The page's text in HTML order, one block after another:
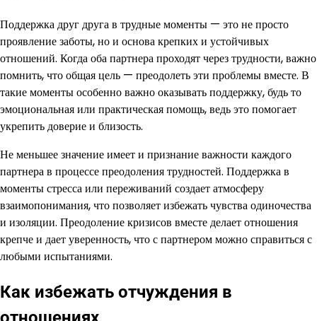
Поддержка друг друга в трудные моменты — это не просто
проявление заботы, но и основа крепких и устойчивых
отношений. Когда оба партнера проходят через трудности, важно
помнить, что общая цель — преодолеть эти проблемы вместе. В
такие моменты особенно важно оказывать поддержку, будь то
эмоциональная или практическая помощь, ведь это помогает
укрепить доверие и близость.
Не меньшее значение имеет и признание важности каждого
партнера в процессе преодоления трудностей. Поддержка в
моменты стресса или переживаний создает атмосферу
взаимопонимания, что позволяет избежать чувства одиночества
и изоляции. Преодоление кризисов вместе делает отношения
крепче и дает уверенность, что с партнером можно справиться с
любыми испытаниями.
Как избежать отчуждения в